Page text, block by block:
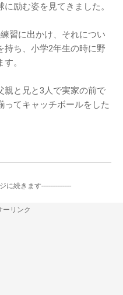
励む姿を見てきました。
習に出かけ、それについ
持ち、小学2年生の時に野
。
親と兄と3人で実家の前で
てキャッチボールをした
に続きます-----------------
ーリンク